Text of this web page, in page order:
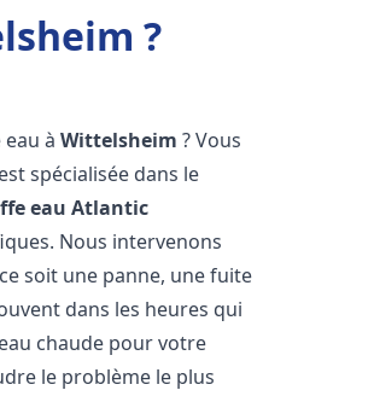
?
eau àWittelsheim ? Vous
spécialisée dans le
eau Atlantic
Nous intervenons
soit une panne, une fuite
dans les heures qui
chaude pour votre
le problème le plus